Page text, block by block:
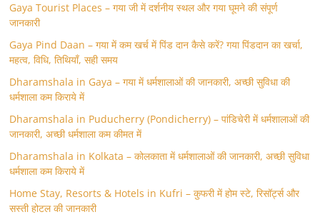
Gaya Tourist Places – गया जी में दर्शनीय स्थल और गया घूमने की संपूर्ण
जानकारी
Gaya Pind Daan – गया में कम खर्च में पिंड दान कैसे करें? गया पिंडदान का खर्चा,
महत्व, विधि, तिथियाँ, सही समय
Dharamshala in Gaya – गया में धर्मशालाओं की जानकारी, अच्छी सुविधा की
धर्मशाला कम किराये में
Dharamshala in Puducherry (Pondicherry) – पांडिचेरी में धर्मशालाओं की
जानकारी, अच्छी धर्मशाला कम कीमत में
Dharamshala in Kolkata – कोलकाता में धर्मशालाओं की जानकारी, अच्छी सुविधा
धर्मशाला कम किराये में
Home Stay, Resorts & Hotels in Kufri – कुफरी में होम स्‍टे, रिसॉर्ट्स और
सस्ती होटल की जानकारी